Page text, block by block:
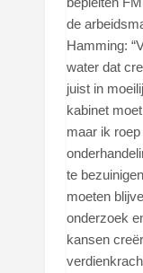
de
Hamming:
water dat
juist in
kabinet
maar ik
te
moeten
onderzoek
kansen